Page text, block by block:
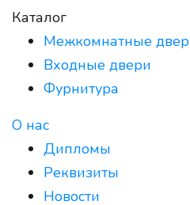
Каталог
Межкомнатные
Входные двери
Фурнитура
О нас
Дипломы
Реквизиты
Новости